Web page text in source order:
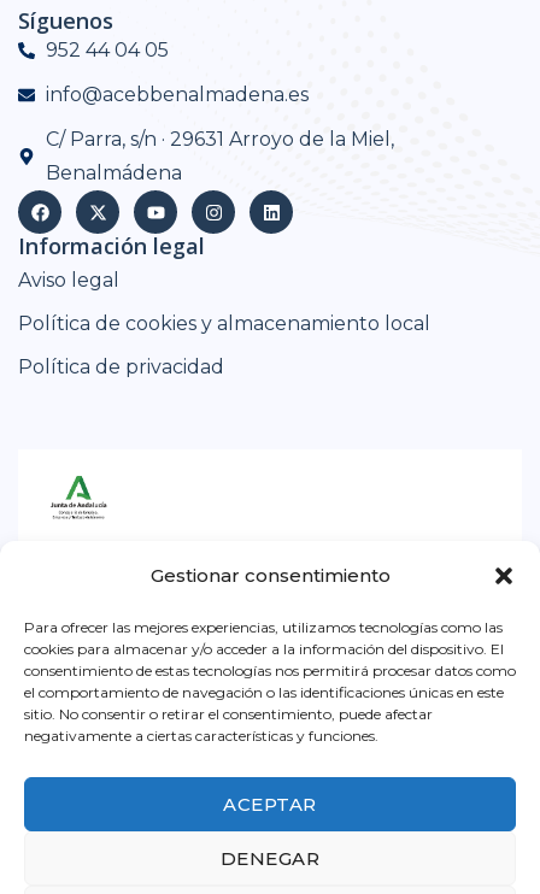
Gestionar consentimiento
Para ofrecer las mejores experiencias, utilizamos tecnologías como las
cookies para almacenar y/o acceder a la información del dispositivo. El
consentimiento de estas tecnologías nos permitirá procesar datos como
el comportamiento de navegación o las identificaciones únicas en este
sitio. No consentir o retirar el consentimiento, puede afectar
negativamente a ciertas características y funciones.
ACEPTAR
DENEGAR
Síguenos
952 44 04 05
info@acebbenalmadena.es
C/ Parra, s/n · 29631 Arroyo de la Miel,
Benalmádena
Información legal
Aviso legal
Política de cookies y almacenamiento local
Política de privacidad
Junta de Andalucía. Dentro la convocatoria para
el ejercicio 2026, destinada a impulsar el
asociacionismo comercial y artesano, a
promocionar y dinamizar el pequeño comercio